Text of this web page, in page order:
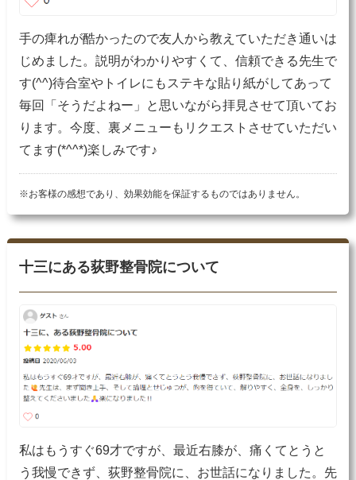
手の痺れが酷かったので友人から教えていただき通いは
じめました。説明がわかりやすくて、信頼できる先生で
す(^^)待合室やトイレにもステキな貼り紙がしてあって
毎回「そうだよねー」と思いながら拝見させて頂いてお
ります。今度、裏メニューもリクエストさせていただい
てます(*^^*)楽しみです♪
※お客様の感想であり、効果効能を保証するものではありません。
十三にある荻野整骨院について
私はもうすぐ69才ですが、最近右膝が、痛くてとうと
う我慢できず、荻野整骨院に、お世話になりました。先